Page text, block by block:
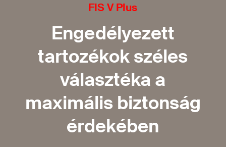
FIS V Plus
Engedélyezett
tartozékok széles
választéka a
maximális biztonság
érdekében